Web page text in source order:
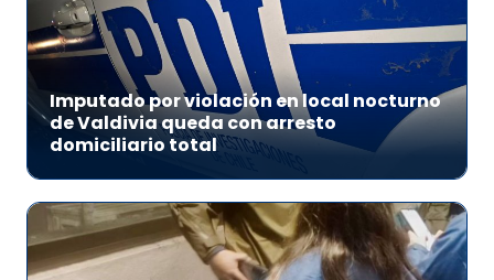
Imputado por violación en local nocturno
de Valdivia queda con arresto
domiciliario total